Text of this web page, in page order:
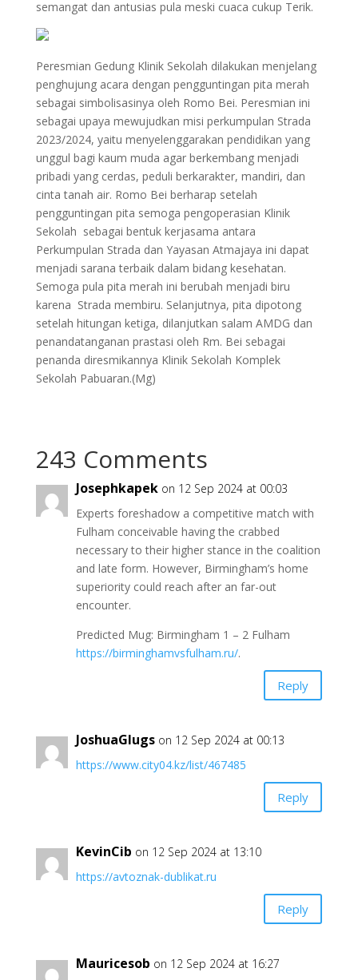
semangat dan antusias pula meski cuaca cukup Terik.
Peresmian Gedung Klinik Sekolah dilakukan menjelang
penghujung acara dengan pengguntingan pita merah
sebagai simbolisasinya oleh Romo Bei. Peresmian ini
sebagai upaya mewujudkan misi perkumpulan Strada
2023/2024, yaitu menyelenggarakan pendidikan yang
unggul bagi kaum muda agar berkembang menjadi
pribadi yang cerdas, peduli berkarakter, mandiri, dan
cinta tanah air. Romo Bei berharap setelah
pengguntingan pita semoga pengoperasian Klinik
Sekolah sebagai bentuk kerjasama antara
Perkumpulan Strada dan Yayasan Atmajaya ini dapat
menjadi sarana terbaik dalam bidang kesehatan.
Semoga pula pita merah ini berubah menjadi biru
karena Strada membiru. Selanjutnya, pita dipotong
setelah hitungan ketiga, dilanjutkan salam AMDG dan
penandatanganan prastasi oleh Rm. Bei sebagai
penanda diresmikannya Klinik Sekolah Komplek
Sekolah Pabuaran.(Mg)
243 Comments
Josephkapek on 12 Sep 2024 at 00:03
Experts foreshadow a competitive match with
Fulham conceivable having the crabbed
necessary to their higher stance in the coalition
and late form. However, Birmingham’s home
superiority could reach after an far-out
encounter.
Predicted Mug: Birmingham 1 – 2 Fulham
https://birminghamvsfulham.ru/.
Reply
JoshuaGlugs on 12 Sep 2024 at 00:13
https://www.city04.kz/list/467485
Reply
KevinCib on 12 Sep 2024 at 13:10
https://avtoznak-dublikat.ru
Reply
Mauricesob on 12 Sep 2024 at 16:27